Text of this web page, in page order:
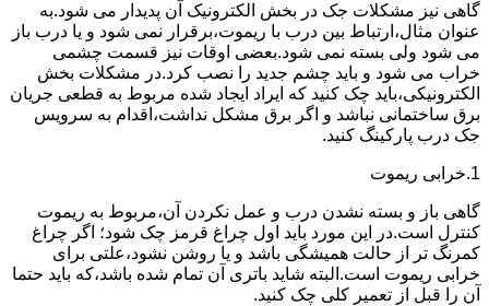
گاهی نیز مشکلات جک در بخش الکترونیک آن پدیدار می شود.به
عنوان مثال،ارتباط بین درب با ریموت،برقرار نمی شود و یا درب باز
می شود ولی بسته نمی شود.بعضی اوقات نیز قسمت چشمی
خراب می شود و باید چشم جدید را نصب کرد.در مشکلات بخش
الکترونیکی،باید چک کنید که ایراد ایجاد شده مربوط به قطعی جریان
برق ساختمانی نباشد و اگر برق مشکل نداشت،اقدام به سرویس
جک درب پارکینگ کنید.
1.خرابی ریموت
گاهی باز و بسته نشدن درب و عمل نکردن آن،مربوط به ریموت
کنترل است.در این مورد باید اول چراغ قرمز چک شود؛ اگر چراغ
کمرنگ تر از حالت همیشگی باشد و یا روشن نشود،علتی برای
خرابی ریموت است.البته شاید باتری آن تمام شده باشد،که باید حتما
آن را قبل از تعمیر کلی چک کنید.